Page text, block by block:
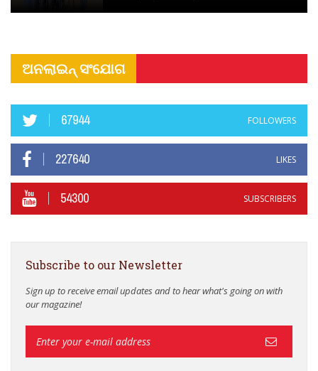
ଅନଲାଇନ୍ ସଂଯୋଗ
67944 FOLLOWERS
227640 LIKES
54300 SUBSCRIBERS
Subscribe to our Newsletter
Sign up to receive email updates and to hear what's going on with
our magazine!